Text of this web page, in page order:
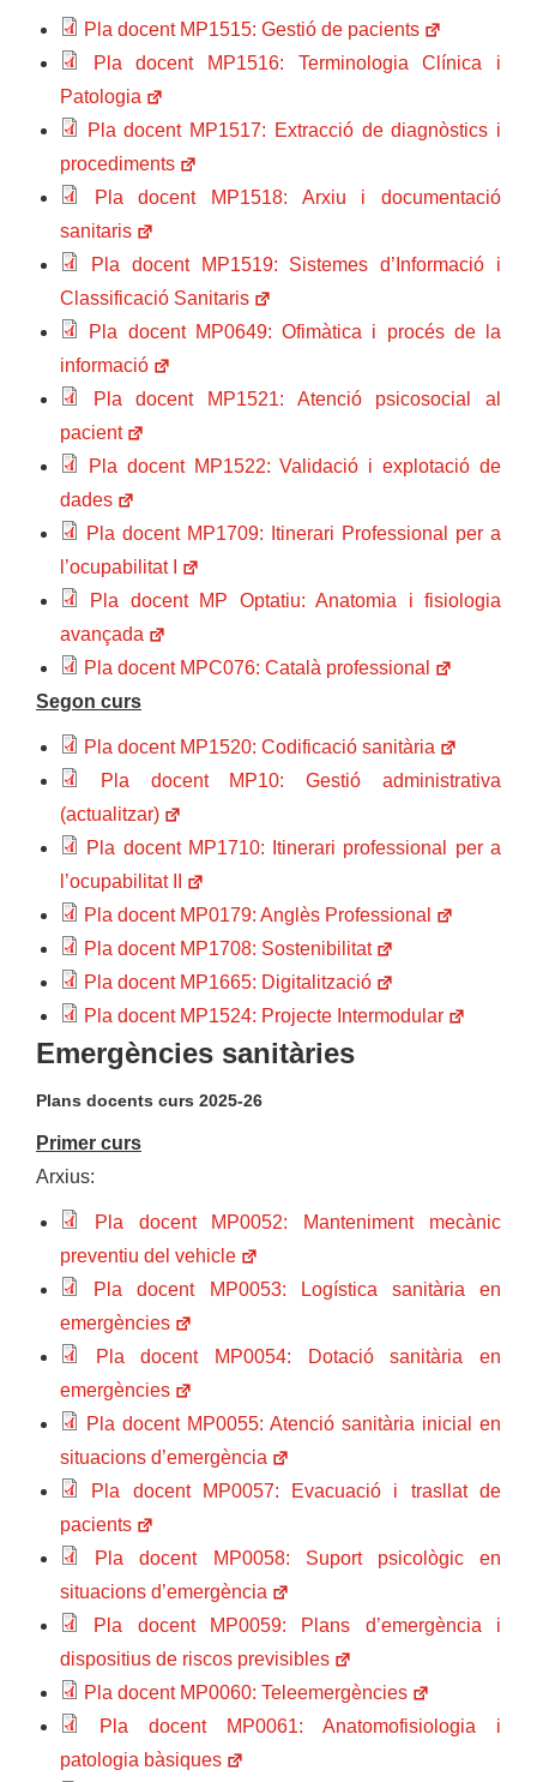
Pla docent MP1515: Gestió de pacients
Pla docent MP1516: Terminologia Clínica i
Patologia
Pla docent MP1517: Extracció de diagnòstics i
procediments
Pla docent MP1518: Arxiu i documentació
sanitaris
Pla docent MP1519: Sistemes d’Informació i
Classificació Sanitaris
Pla docent MP0649: Ofimàtica i procés de la
informació
Pla docent MP1521: Atenció psicosocial al
pacient
Pla docent MP1522: Validació i explotació de
dades
Pla docent MP1709: Itinerari Professional per a
l’ocupabilitat I
Pla docent MP Optatiu: Anatomia i fisiologia
avançada
Pla docent MPC076: Català professional
Segon curs
Pla docent MP1520: Codificació sanitària
Pla docent MP10: Gestió administrativa
(actualitzar)
Pla docent MP1710: Itinerari professional per a
l’ocupabilitat II
Pla docent MP0179: Anglès Professional
Pla docent MP1708: Sostenibilitat
Pla docent MP1665: Digitalització
Pla docent MP1524: Projecte Intermodular
Emergències sanitàries
Plans docents curs 2025-26
Primer curs
Arxius:
Pla docent MP0052: Manteniment mecànic
preventiu del vehicle
Pla docent MP0053: Logística sanitària en
emergències
Pla docent MP0054: Dotació sanitària en
emergències
Pla docent MP0055: Atenció sanitària inicial en
situacions d’emergència
Pla docent MP0057: Evacuació i trasllat de
pacients
Pla docent MP0058: Suport psicològic en
situacions d’emergència
Pla docent MP0059: Plans d’emergència i
dispositius de riscos previsibles
Pla docent MP0060: Teleemergències
Pla docent MP0061: Anatomofisiologia i
patologia bàsiques